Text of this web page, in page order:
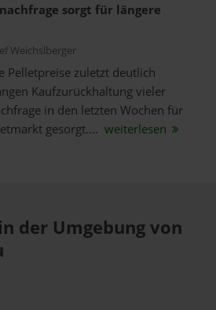
sorgt für längere
Weichslberger
Pelletpreise zuletzt deutlich
Kaufzurückhaltung vieler
in den letzten Wochen für
gesorgt.... weiterlesen
der Umgebung von